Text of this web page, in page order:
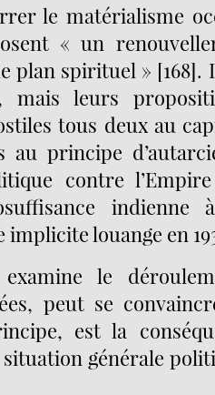
le matérialisme
« un
plan spirituel » [168].
mais leurs
tous deux au
au principe
contre
indienne
louange en
le
peut se
est la
situation générale